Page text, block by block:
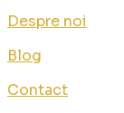
Despre noi
Blog
Contact